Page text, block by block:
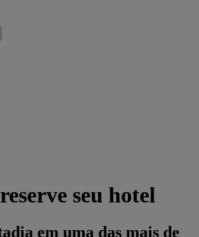
seu hotel
em uma das mais de